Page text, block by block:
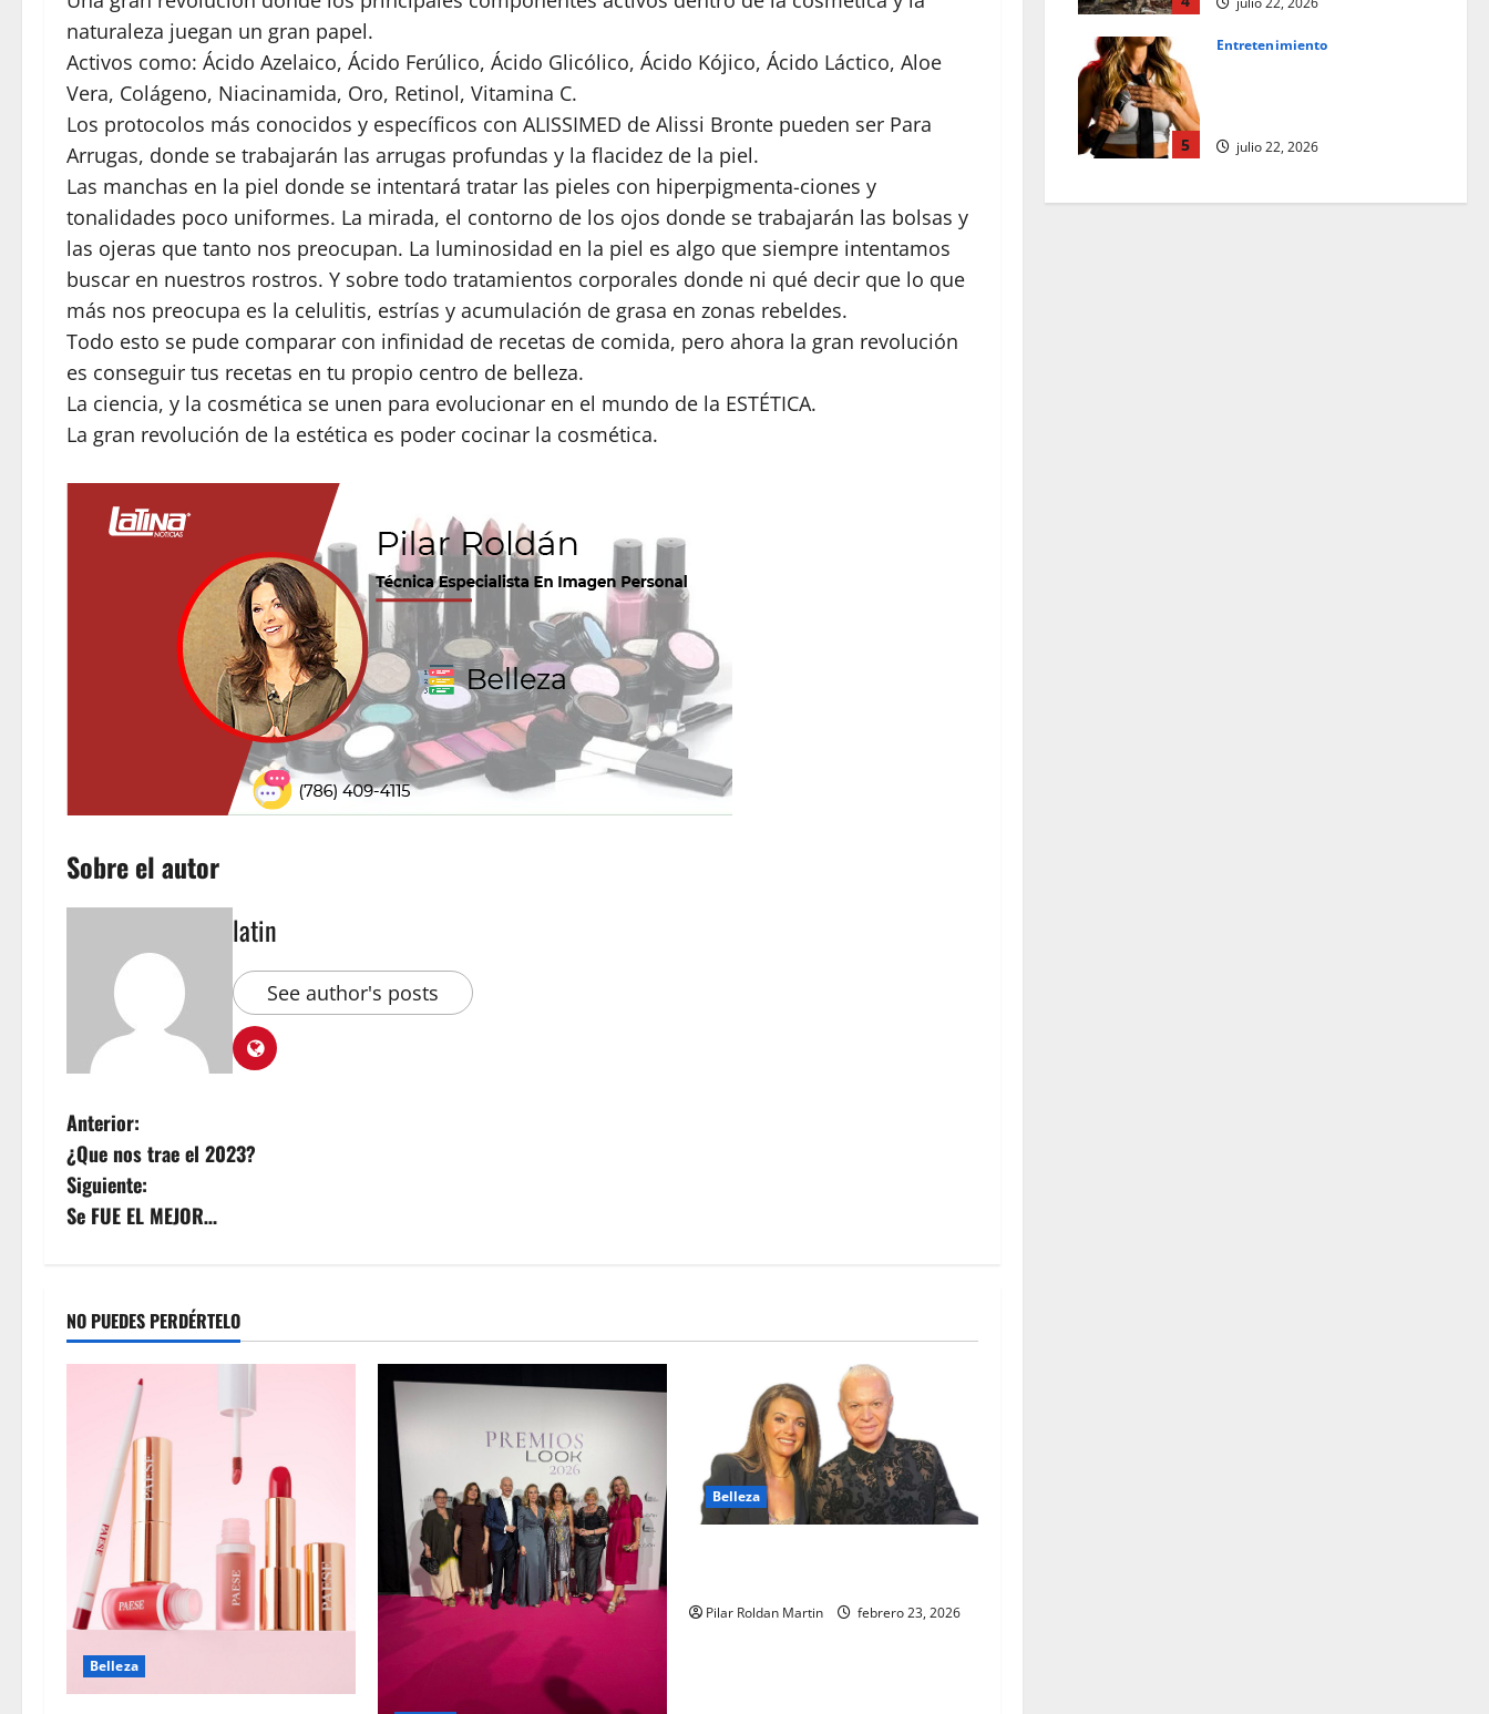
naturaleza juegan un gran papel.
Activos como: Ácido Azelaico, Ácido Ferúlico, Ácido Glicólico, Ácido Kójico, Ácido Láctico, Aloe
Vera, Colágeno, Niacinamida, Oro, Retinol, Vitamina C.
Los protocolos más conocidos y específicos con ALISSIMED de Alissi Bronte pueden ser Para
Arrugas, donde se trabajarán las arrugas profundas y la flacidez de la piel.
Las manchas en la piel donde se intentará tratar las pieles con hiperpigmenta-ciones y
tonalidades poco uniformes. La mirada, el contorno de los ojos donde se trabajarán las bolsas y
las ojeras que tanto nos preocupan. La luminosidad en la piel es algo que siempre intentamos
buscar en nuestros rostros. Y sobre todo tratamientos corporales donde ni qué decir que lo que
más nos preocupa es la celulitis, estrías y acumulación de grasa en zonas rebeldes.
Todo esto se pude comparar con infinidad de recetas de comida, pero ahora la gran revolución
es conseguir tus recetas en tu propio centro de belleza.
La ciencia, y la cosmética se unen para evolucionar en el mundo de la ESTÉTICA.
La gran revolución de la estética es poder cocinar la cosmética.
Sobre el autor
latin
See author's posts
Anterior:
¿Que nos trae el 2023?
Siguiente:
Se FUE EL MEJOR…
NO PUEDES PERDÉRTELO
Belleza
Belleza
Pilar Roldan Martin febrero 23, 2026
5
Entretenimiento
julio 22, 2026